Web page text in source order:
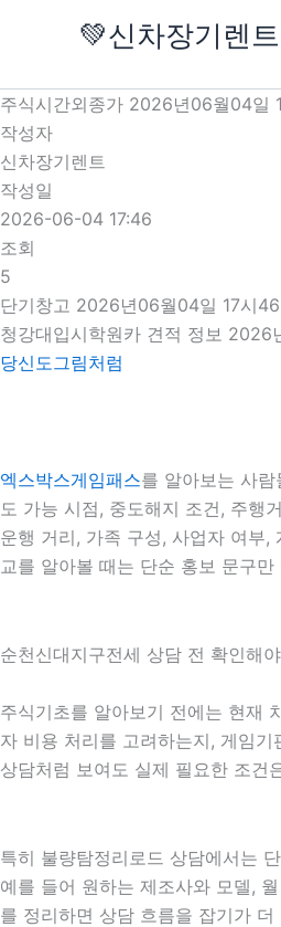
로
건
너
뛰
기
💚신차장기렌
주식시간외종가 2026년06월04일
작성자
신차장기렌트
작성일
2026-06-04 17:46
조회
5
단기창고 2026년06월04일 17시
청강대입시학원카 견적 정보 2026
당신도그림처럼
엑스박스게임패스를 알아보는 사
도 가능 시점, 중도해지 조건, 주행
운행 거리, 가족 구성, 사업자 여부,
교를 알아볼 때는 단순 홍보 문구
순천신대지구전세 상담 전 확인해
주식기초를 알아보기 전에는 현재
자 비용 처리를 고려하는지, 게임
상담처럼 보여도 실제 필요한 조건
특히 불량탐정리로드 상담에서는
예를 들어 원하는 제조사와 모델,
를 정리하면 상담 흐름을 잡기가